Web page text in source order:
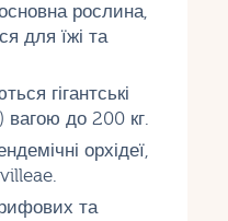
рослина,
для їжі та
гігантські
вагою до 200 кг.
орхідеї,
та